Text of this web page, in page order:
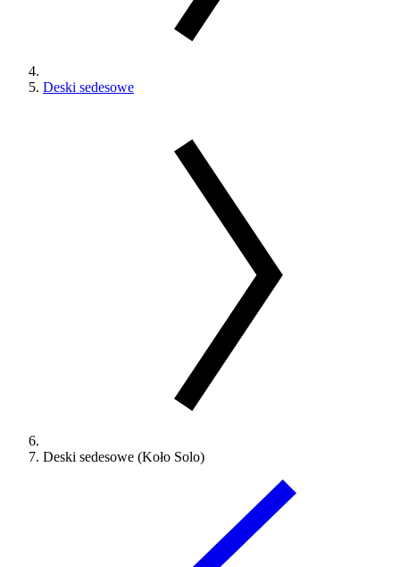
Deski sedesowe
Deski sedesowe (Koło Solo)